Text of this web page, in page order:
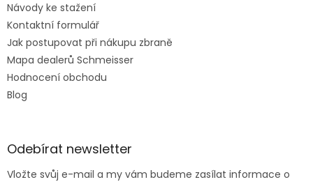
Návody ke stažení
Kontaktní formulář
Jak postupovat při nákupu zbraně
Mapa dealerů Schmeisser
Hodnocení obchodu
Blog
Odebírat newsletter
Vložte svůj e-mail a my vám budeme zasílat informace o